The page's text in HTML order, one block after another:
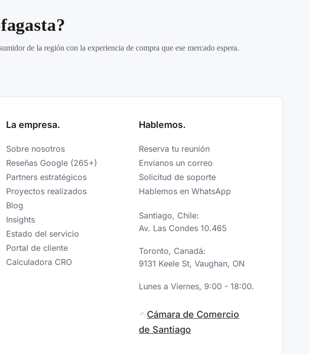
de la región con la experiencia de compra que ese mercado espera.
La empresa.
Sobre nosotros
Reseñas Google (265+)
Partners estratégicos
Proyectos realizados
Blog
Insights
Estado del servicio
Portal de cliente
Calculadora CRO
Hablemos.
Reserva tu reunión
Envíanos un correo
Solicitud de soporte
Hablemos en WhatsApp
Santiago, Chile:
Av. Las Condes 10.465
Toronto, Canadá:
9131 Keele St, Vaughan, ON
Lunes a Viernes, 9:00 - 18:00.